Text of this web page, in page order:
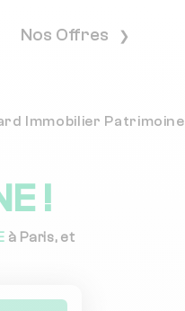
Nos Offres
Immobilier Patrimoine
!
à Paris, et